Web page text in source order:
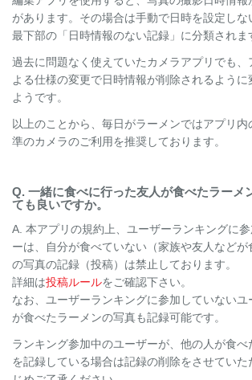
があります。その場合は手動で日時を設定しな
最下部の「日時情報のない記録」に分類されま
過去に問題なく使えていたカメラアプリでも、
よる仕様の変更で日時情報が削除されるように
ようです。
以上のことから、毎日がラーメンではアプリ
準のカメラのご利用を推奨しております。
Q. 一緒に食べに行った友人が食べたラーメ
ても良いですか。
A. 本アプリの規約上、ユーザーランキングに
ーは、自分が食べていない（家族や友人などが
の写真の記録（投稿）は禁止しております。
詳細は投稿ルールをご確認下さい。
なお、ユーザーランキングに参加していないユ
が食べたラーメンの写真も記録可能です。
ランキング参加中のユーザーが、他の人が食
を記録している場合は記録の削除をさせてい